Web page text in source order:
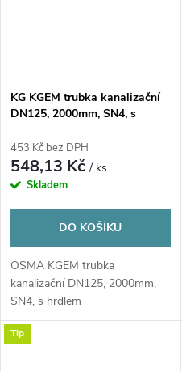
KG KGEM trubka kanalizační
DN125, 2000mm, SN4, s
453 Kč bez DPH
548,13 Kč/ ks
Skladem
DO KOŠÍKU
OSMA KGEM trubka
kanalizační DN125, 2000mm,
SN4, s hrdlem
Tip